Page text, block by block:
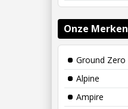
Onze Merken
Ground Zero
Alpine
Ampire